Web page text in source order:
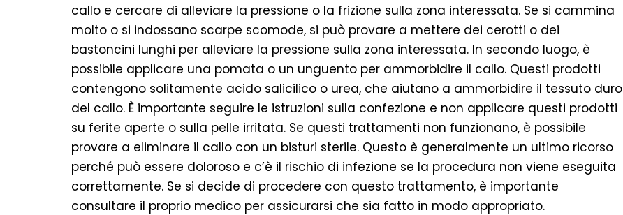
callo e cercare di alleviare la pressione o la frizione sulla zona interessata. Se si cammina
molto o si indossano scarpe scomode, si può provare a mettere dei cerotti o dei
bastoncini lunghi per alleviare la pressione sulla zona interessata. In secondo luogo, è
possibile applicare una pomata o un unguento per ammorbidire il callo. Questi prodotti
contengono solitamente acido salicilico o urea, che aiutano a ammorbidire il tessuto duro
del callo. È importante seguire le istruzioni sulla confezione e non applicare questi prodotti
su ferite aperte o sulla pelle irritata. Se questi trattamenti non funzionano, è possibile
provare a eliminare il callo con un bisturi sterile. Questo è generalmente un ultimo ricorso
perché può essere doloroso e c’è il rischio di infezione se la procedura non viene eseguita
correttamente. Se si decide di procedere con questo trattamento, è importante
consultare il proprio medico per assicurarsi che sia fatto in modo appropriato.